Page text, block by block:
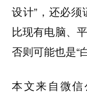
设计”，还必
比现有电脑、
否则可能也是“
本文来自微信